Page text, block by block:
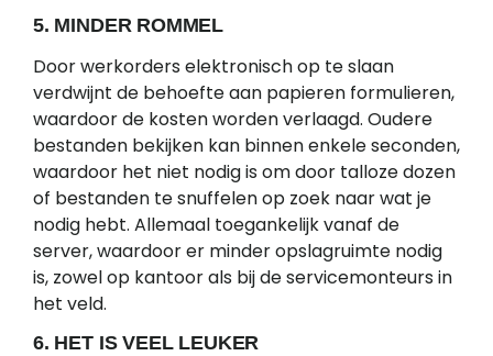
5. MINDER ROMMEL
Door werkorders elektronisch op te slaan
verdwijnt de behoefte aan papieren formulieren,
waardoor de kosten worden verlaagd. Oudere
bestanden bekijken kan binnen enkele seconden,
waardoor het niet nodig is om door talloze dozen
of bestanden te snuffelen op zoek naar wat je
nodig hebt. Allemaal toegankelijk vanaf de
server, waardoor er minder opslagruimte nodig
is, zowel op kantoor als bij de servicemonteurs in
het veld.
6. HET IS VEEL LEUKER